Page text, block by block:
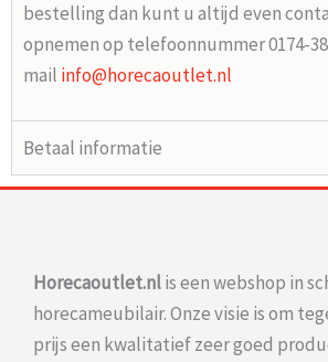
bestelling dan kunt u altijd even
opnemen op telefoonnummer 0174-
mail info@horecaoutlet.nl
Betaal informatie
Horecaoutlet.nlis een webshop in
horecameubilair. Onze visie is om
prijs een kwalitatief zeer goed